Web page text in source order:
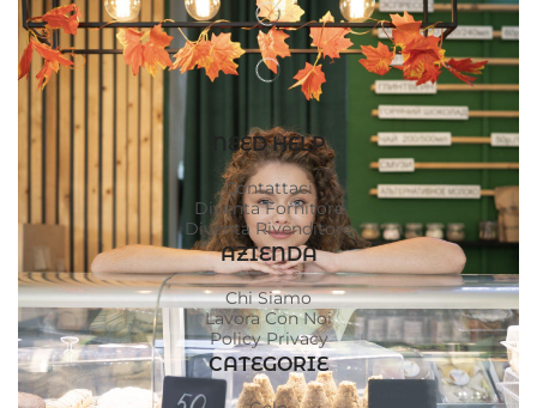
NEED HELP
Contattaci
Diventa Fornitore
Diventa Rivenditore
AZIENDA
Chi Siamo
Lavora Con Noi
Policy Privacy
CATEGORIE